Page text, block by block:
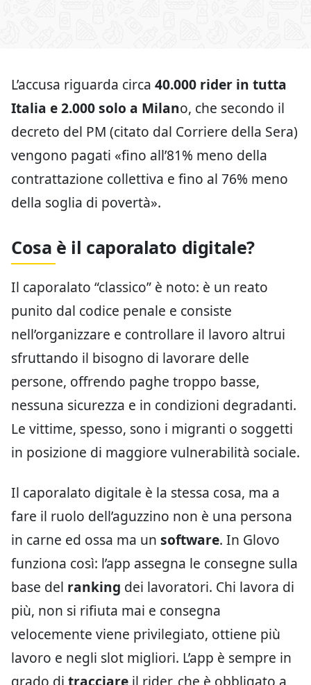
L’accusa riguarda circa 40.000 rider in tutta
Italia e 2.000 solo a Milano, che secondo il
decreto del PM (citato dal Corriere della Sera)
vengono pagati «fino all’81% meno della
contrattazione collettiva e fino al 76% meno
della soglia di povertà».
Cosa è il caporalato digitale?
Il caporalato “classico” è noto: è un reato
punito dal codice penale e consiste
nell’organizzare e controllare il lavoro altrui
sfruttando il bisogno di lavorare delle
persone, offrendo paghe troppo basse,
nessuna sicurezza e in condizioni degradanti.
Le vittime, spesso, sono i migranti o soggetti
in posizione di maggiore vulnerabilità sociale.
Il caporalato digitale è la stessa cosa, ma a
fare il ruolo dell’aguzzino non è una persona
in carne ed ossa ma un software. In Glovo
funziona così: l’app assegna le consegne sulla
base del ranking dei lavoratori. Chi lavora di
più, non si rifiuta mai e consegna
velocemente viene privilegiato, ottiene più
lavoro e negli slot migliori. L’app è sempre in
grado di tracciare il rider, che è obbligato a